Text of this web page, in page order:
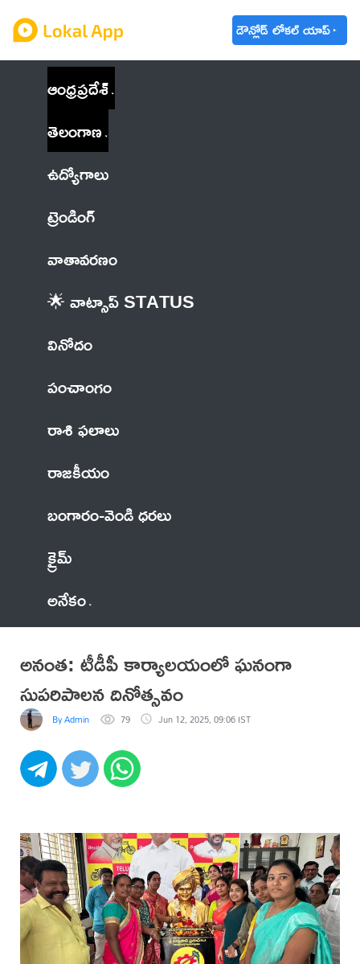
డౌన్లోడ్ లోకల్ యాప్
ఆంధ్రప్రదేశ్
తెలంగాణ
ఉద్యోగాలు
ట్రెండింగ్
వాతావరణం
🌟 వాట్సాప్ STATUS
వినోదం
పంచాంగం
రాశి ఫలాలు
రాజకీయం
బంగారం-వెండి ధరలు
క్రైమ్
అనేకం
అనంత: టీడీపీ కార్యాలయంలో ఘనంగా
సుపరిపాలన దినోత్సవం
By Admin 79 Jun 12, 2025, 09:06 IST